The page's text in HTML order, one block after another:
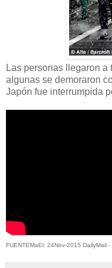
Las personas llegaron
algunas se demoraron
Japón fue interrumpida
FUENTEMaEl: 24Nov-2015 DailyMail